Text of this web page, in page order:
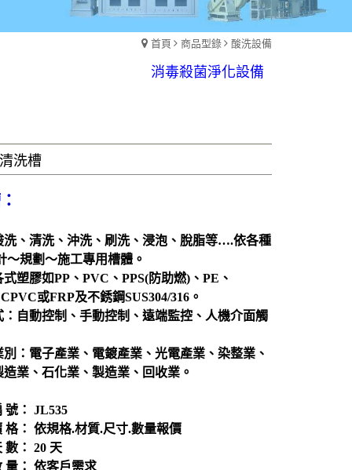
首頁 商品型錄 酸洗設備
化學製程設備
酸洗設備
消毒殺菌淨化設備
廢氣處理
抽風排氣設備工程
攪拌槽
酸鹼、防腐蝕設備、槽體、製品結構工程
除臭設備
電鍍設備
化學製程設備
消毒殺菌淨化設備
洗槽
洗、清洗、沖洗、刷洗、浸泡、脫脂等….依各種
～規劃～施工專用槽體。
塑膠如PP、PVC、PPS(防助燃)、PE、
或FRP及不銹鋼SUS304/316。
：自動控制、手動控制、遠端監控、人機介面觸
別：電子產業、電鍍產業、光電產業、染整業、
業、石化業、製造業、回收業。
號： JL535
格： 依規格.材質.尺寸.數量報價
數： 20 天
量： 依客戶需求